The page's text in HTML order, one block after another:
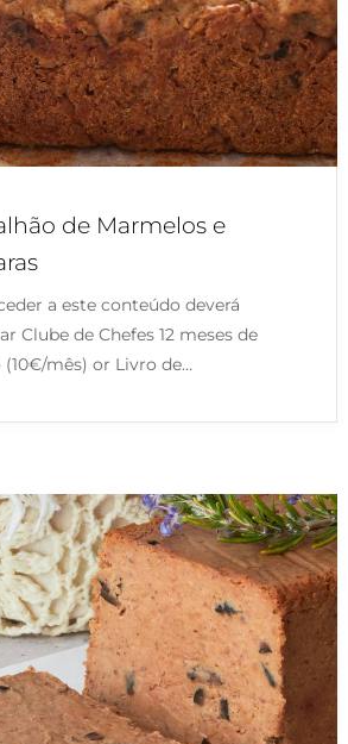
de Marmelos e
a este conteúdo deverá
Clube de Chefes 12 meses de
(10€/mês) or Livro de…